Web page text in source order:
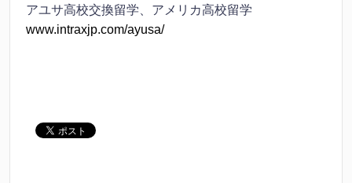
アユサ高校交換留学、アメリカ高校留学
www.intraxjp.com/ayusa/